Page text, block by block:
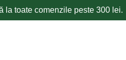
la toate comenzile peste 300 lei.